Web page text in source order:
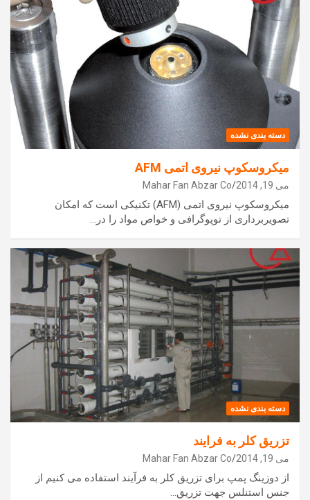
دسته بندی نشده
میکروسکوپ نیروی اتمی AFM
می 19, 2014 Mahar Fan Abzar Co
میکروسکوپ نیروی اتمی (AFM) تکنیکی است که امکان
تصویربرداری از توپوگرافی و خواص مواد را در…
دسته بندی نشده
تزریق کلر به فرایند
می 19, 2014 Mahar Fan Abzar Co
از دوزینگ پمپ برای تزریق کلر به فرآیند استفاده می کنیم از
جنس استنلس جهت تزریق…